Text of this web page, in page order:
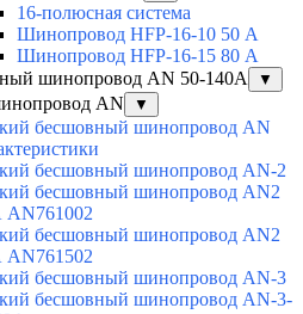
16-полюсная система
Шинопровод HFP-16-10 50 А
Шинопровод HFP-16-15 80 А
шинопровод AN 50-140А
▼
AN ▼
бесшовный шинопровод AN
бесшовный шинопровод AN-2
бесшовный шинопровод AN2
AN761002
бесшовный шинопровод AN2
AN761502
бесшовный шинопровод AN-3
бесшовный шинопровод AN-3-